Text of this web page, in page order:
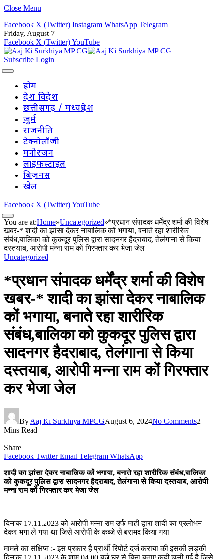
Close Menu
Facebook X (Twitter) Instagram WhatsApp Telegram
Friday, August 7
Facebook X (Twitter)YouTube
Subscribe Login
होम
देश विदेश
छत्तीसगढ़ / मध्यप्रदेश
जुर्म
राजनीति
टेक्नोलॉजी
मनोरंजन
लाइफस्टाइल
बिज़नस
खेल
Facebook X (Twitter)YouTube
You are at:Home»Uncategorized»*प्रधान संपादक धर्मेंद्र शर्मा की विशेष
खबर-* शादी का झांसा देकर नाबालिक कों भगाया, बनाते रहा शारीरिक
संबंध,बालिका को कुकदूर पुलिस द्वारा सादनगर हैदराबाद, तेलंगाना से किया
दस्तयाब, आरोपी मन्ना राम कों गिरफ्तार कर भेजा जेल
Uncategorized
*प्रधान संपादक धर्मेंद्र शर्मा की विशेष
खबर-* शादी का झांसा देकर नाबालिक
कों भगाया, बनाते रहा शारीरिक
संबंध,बालिका को कुकदूर पुलिस द्वारा
सादनगर हैदराबाद, तेलंगाना से किया
दस्तयाब, आरोपी मन्ना राम कों गिरफ्तार
कर भेजा जेल
By Aaj Ki Surkhiya MPCGAugust 6, 2024No Comments2
Mins Read
Share
Facebook Twitter Email Telegram WhatsApp
शादी का झांसा देकर नाबालिक कों भगाया, बनाते रहा शारीरिक संबंध,बालिका
को कुकदूर पुलिस द्वारा सादनगर हैदराबाद, तेलंगाना से किया दस्तयाब, आरोपी
मन्ना राम कों गिरफ्तार कर भेजा जेल
दिनांक 17.11.2023 को आरोपी मन्ना राम उर्फ माही द्वारा शादी का प्रलोभन
देकर भगा ले गया था जिसे आरोपी के कब्जे से बरामद किया गया
मामले का संक्षिप्त :- इस प्रकार है प्रार्थी रिपोर्ट दर्ज कराया की इसकी लड़की
दिनांक 17.11.2023 के शाम 04.00 बजे घर से बिना बताए कही चली गई है जिसे